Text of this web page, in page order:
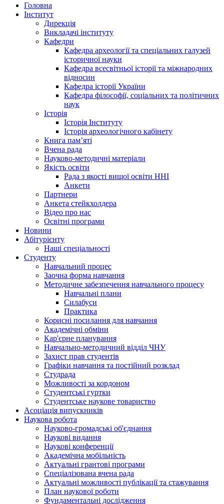
Головна
Інститут
Дирекція
Викладачі інституту
Кафедри
Кафедра археології та спеціальних галузей
історичної науки
Кафедра всесвітньої історії та міжнародних
відносин
Кафедра історії України
Кафедра філософії, соціальних та політичних
наук
Історія
Історія Інституту
Історія археологічного кабінету
Книга памʼяті
Вчена рада
Науково-методичні матеріали
Якість освіти
Рада з якості вищої освіти ННІ
Анкети
Партнери
Анкета стейкхолдера
Відео про нас
Освітні програми
Hовини
Абітурієнту
Наші спеціальності
Студенту
Навчальний процес
Заочна форма навчання
Методичне забезпечення навчального процесу
Навчальні плани
Силабуси
Практика
Корисні посилання для навчання
Академічні обміни
Кар'єрне планування
Навчально-методичний відділ ЧНУ
Захист прав студентів
Графіки навчання та постійний розклад
Студрада
Можливості за кордоном
Студентські гуртки
Студентське наукове товариство
Асоціація випускників
Наукова робота
Науково-громадські об'єднання
Наукові видання
Наукові конференції
Академічна мобільність
Актуальні грантові програми
Спеціалізована вчена рада
Актуальні можливості публікації та стажування
План наукової роботи
Фундаментальні дослідження